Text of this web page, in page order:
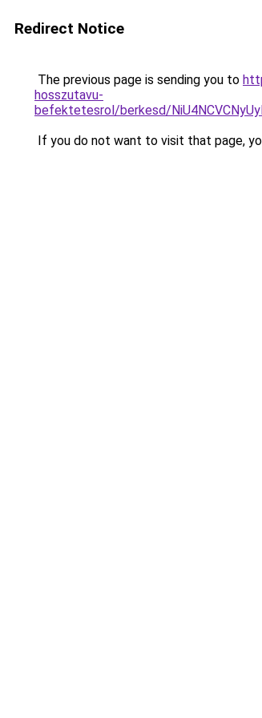
Redirect Notice
The previous page is sending you to
hosszutavu-
befektetesrol/berkesd/
If you do not want to visit that page,